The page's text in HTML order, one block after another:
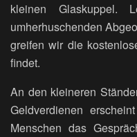
kleinen Glaskuppel.
umherhuschenden
greifen wir die
findet.
An den kleineren
Geldverdienen
Menschen das